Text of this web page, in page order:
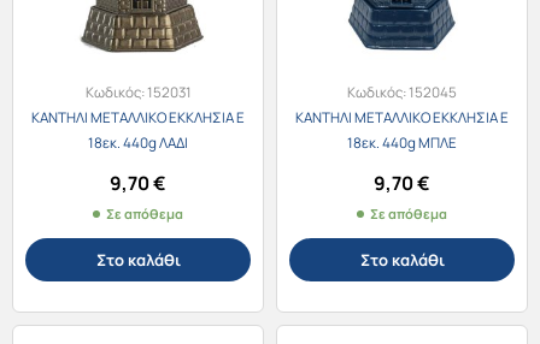
Κωδικός:152031
ΚΑΝΤΗΛΙ ΜΕΤΑΛΛΙΚΟ ΕΚΚΛΗΣΙΑ Ε
18εκ. 440g ΛΑΔΙ
9,70€
Σε απόθεμα
Στο καλάθι
Κωδικός:152045
ΚΑΝΤΗΛΙ ΜΕΤΑΛΛΙΚΟ ΕΚΚΛΗΣΙΑ Ε
18εκ. 440g ΜΠΛΕ
9,70€
Σε απόθεμα
Στο καλάθι